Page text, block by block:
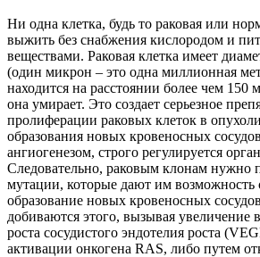
Ни одна клетка, будь то раковая или
выжить без снабжения кислородом и
веществами. Раковая клетка имеет
(один микрон – это одна миллионная
находится на расстоянии более чем 150
она умирает. Это создает серьезное
пролиферации раковых клеток в
образования новых кровеносных
ангиогенезом, строго регулируется
Следовательно, раковым клонам нужно
мутации, которые дают им возможность
образование новых кровеносных
добиваются этого, вызывая увеличение
роста сосудистого эндотелия роста
активации онкогена RAS, либо путем